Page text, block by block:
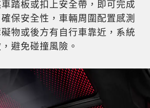
踏板或扣上安全帶，即可完成
保安全性，車輛周圍配置感測
物或後方有自行車靠近，系統
避免碰撞風險。